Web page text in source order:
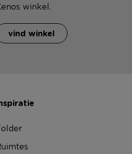
winkel.
vind winkel